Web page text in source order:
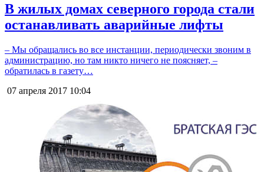
В жилых домах северного города стали
останавливать аварийные лифты
– Мы обращались во все инстанции, периодически звоним в
администрацию, но там никто ничего не поясняет, –
обратилась в газету…
07 апреля 2017 10:04